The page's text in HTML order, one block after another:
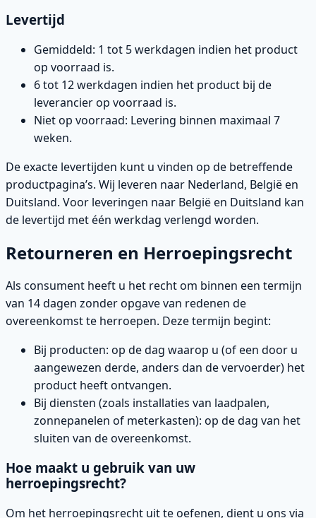
Levertijd
Gemiddeld: 1 tot 5 werkdagen indien het product
op voorraad is.
6 tot 12 werkdagen indien het product bij de
leverancier op voorraad is.
Niet op voorraad: Levering binnen maximaal 7
weken.
De exacte levertijden kunt u vinden op de betreffende
productpagina’s. Wij leveren naar Nederland, België en
Duitsland. Voor leveringen naar België en Duitsland kan
de levertijd met één werkdag verlengd worden.
Retourneren en Herroepingsrecht
Als consument heeft u het recht om binnen een termijn
van 14 dagen zonder opgave van redenen de
overeenkomst te herroepen. Deze termijn begint:
Bij producten: op de dag waarop u (of een door u
aangewezen derde, anders dan de vervoerder) het
product heeft ontvangen.
Bij diensten (zoals installaties van laadpalen,
zonnepanelen of meterkasten): op de dag van het
sluiten van de overeenkomst.
Hoe maakt u gebruik van uw
herroepingsrecht?
Om het herroepingsrecht uit te oefenen, dient u ons via